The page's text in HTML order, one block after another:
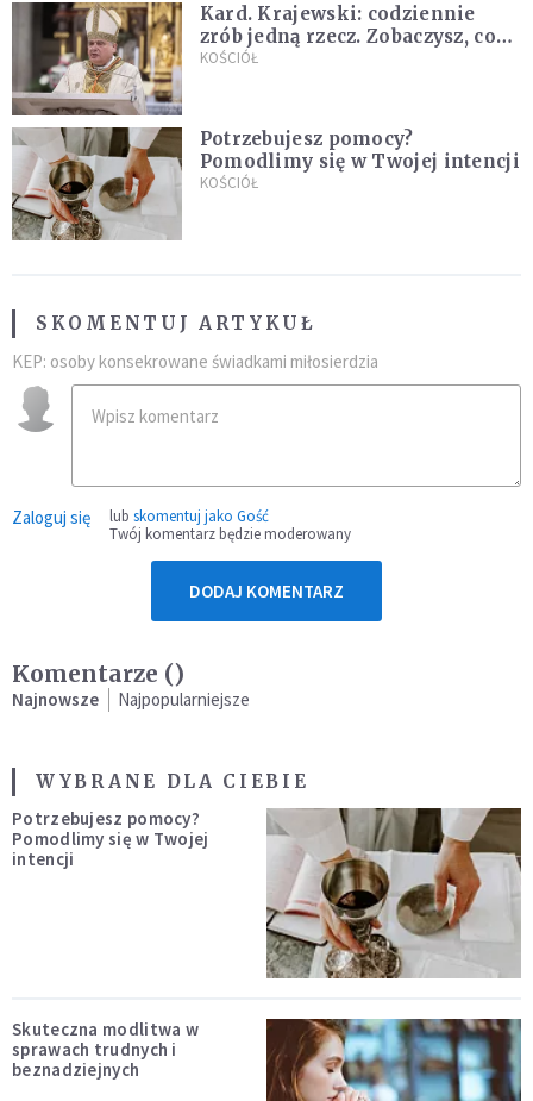
Kard. Krajewski: codziennie
zrób jedną rzecz. Zobaczysz, co
stanie się z twoim życiem
KOŚCIÓŁ
Potrzebujesz pomocy?
Pomodlimy się w Twojej intencji
KOŚCIÓŁ
SKOMENTUJ ARTYKUŁ
KEP: osoby konsekrowane świadkami miłosierdzia
Zaloguj się lub skomentuj jako Gość
Twój komentarz będzie moderowany
DODAJ KOMENTARZ
Komentarze ()
Najnowsze Najpopularniejsze
WYBRANE DLA CIEBIE
Potrzebujesz pomocy?
Pomodlimy się w Twojej
intencji
Skuteczna modlitwa w
sprawach trudnych i
beznadziejnych